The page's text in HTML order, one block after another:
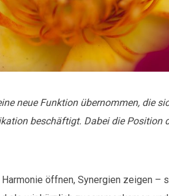
neue Funktion übernommen, die
beschäftigt. Dabei die Position
öffnen, Synergien zeigen –